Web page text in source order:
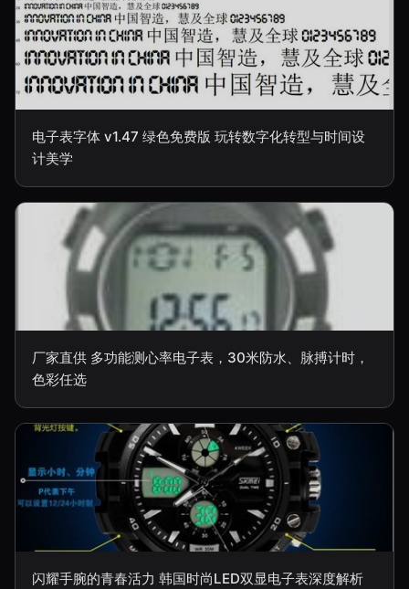
电子表字体 v1.47 绿色免费版 玩转数字化转型与时间设
计美学
厂家直供 多功能测心率电子表，30米防水、脉搏计时，
色彩任选
闪耀手腕的青春活力 韩国时尚LED双显电子表深度解析